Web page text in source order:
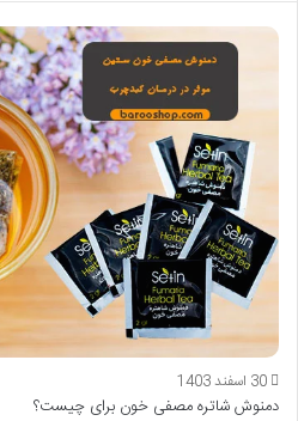
30 اسفند 1403
دمنوش شاتره مصفی خون برای چیست؟